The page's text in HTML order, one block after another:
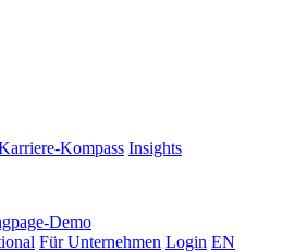
Kompass Insights
Demo
Für Unternehmen Login EN